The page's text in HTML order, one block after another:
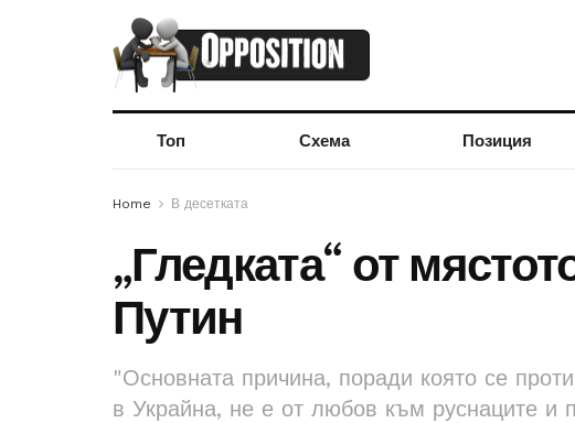
Топ Схема Позиция
Home В десетката
„Гледката“ от
Путин
"Основната причина, поради която се
в Украйна, не е от любов към руснаците и